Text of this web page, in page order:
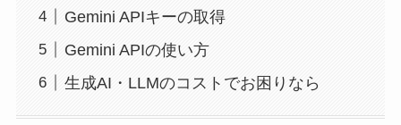
Gemini APIキーの取得
Gemini APIの使い方
生成AI・LLMのコストでお困りなら